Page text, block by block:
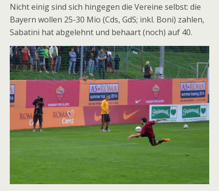
Nicht einig sind sich hingegen die Vereine selbst: die
Bayern wollen 25-30 Mio (Cds, GdS; inkl. Boni) zahlen,
Sabatini hat abgelehnt und behaart (noch) auf 40.